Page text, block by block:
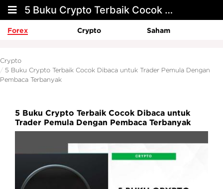
5 Buku Crypto Terbaik Cocok Dibaca untuk Trader Pemula Dengan Pembaca Terbanyak
Forex Crypto Saham
Crypto
5 Buku Crypto Terbaik Cocok Dibaca untuk Trader Pemula Dengan
Pembaca Terbanyak
5 Buku Crypto Terbaik Cocok Dibaca untuk
Trader Pemula Dengan Pembaca Terbanyak